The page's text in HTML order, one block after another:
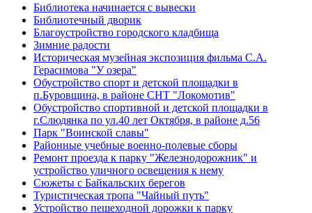
Библиотека начинается с вывески
Библиотечный дворик
Благоустройство городского кладбища
Зимние радости
Историческая музейная экспозиция фильма С.А.
Герасимова "У озера"
Обустройство спорт и детской площадки в
п.Буровщина, в районе СНТ "Локомотив"
Обустройство спортивной и детской площадки в
г.Слюдянка по ул.40 лет Октября, в районе д.56
Парк "Воинской славы"
Районные учебные военно-полевые сборы
Ремонт проезда к парку "Железнодорожник" и
устройство уличного освещения к нему
Сюжеты с Байкальских берегов
Туристическая тропа "Чайный путь"
Устройство пешеходной дорожки к парку